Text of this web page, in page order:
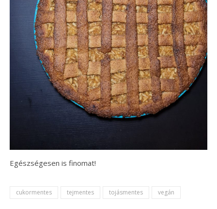
Egészségesen is finomat!
cukormentes tejmentes tojásmentes vegán